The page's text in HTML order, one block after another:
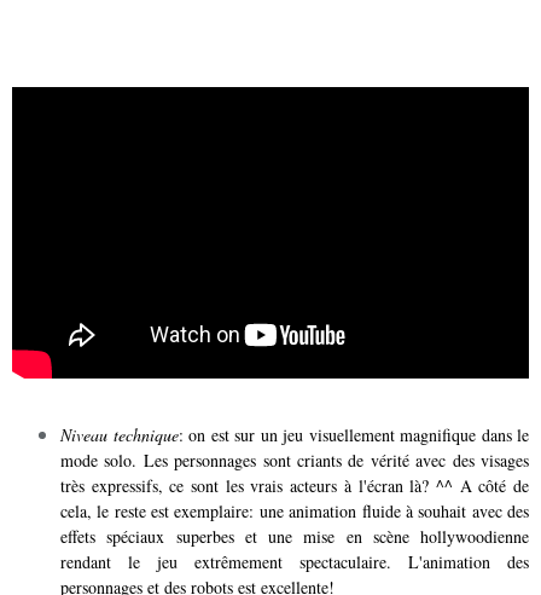
Niveau technique: on est sur un jeu visuellement magnifique dans le
mode solo. Les personnages sont criants de vérité avec des visages
très expressifs, ce sont les vrais acteurs à l'écran là? ^^ A côté de
cela, le reste est exemplaire: une animation fluide à souhait avec des
effets spéciaux superbes et une mise en scène hollywoodienne
rendant le jeu extrêmement spectaculaire. L'animation des
personnages et des robots est excellente!